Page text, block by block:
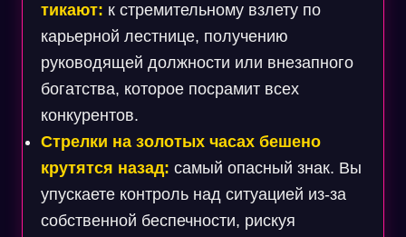
тикают: к стремительному взлету по
карьерной лестнице, получению
руководящей должности или внезапного
богатства, которое посрамит всех
конкурентов.
Стрелки на золотых часах бешено
крутятся назад: самый опасный знак. Вы
упускаете контроль над ситуацией из-за
собственной беспечности, рискуя